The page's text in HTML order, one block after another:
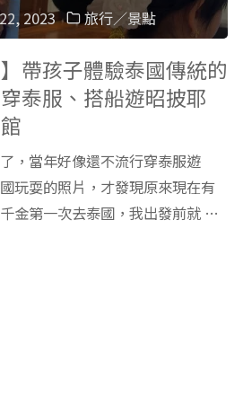
2023 旅行／景點
帶孩子體驗泰國傳統的
泰服、搭船遊昭披耶
，當年好像還不流行穿泰服遊
玩耍的照片，才發現原來現在有
金第一次去泰國，我出發前就 …